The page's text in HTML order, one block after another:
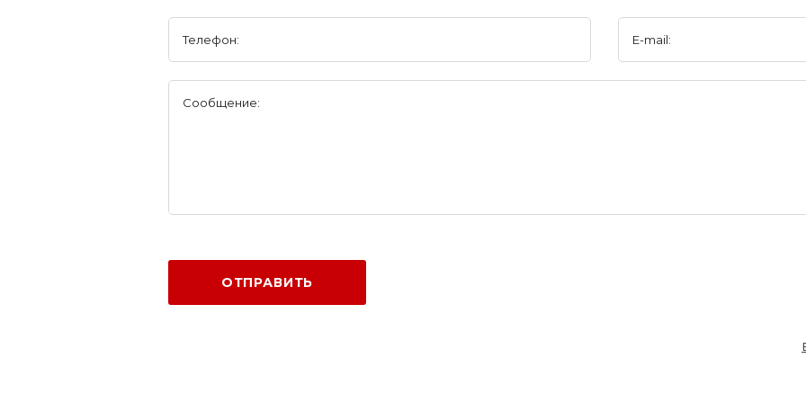
Телефон: E-mail:
Сообщение:
ОТПРАВИТЬ